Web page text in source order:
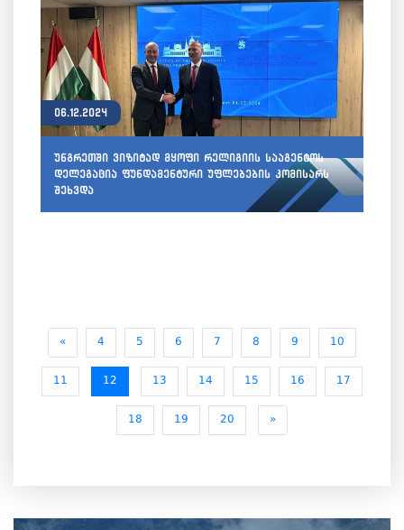
06.12.2024
უნგრეთში ვიზიტად მყოფი რელიგიის სააგენტოს
დელეგაცია ფუნდამენტური უფლებების კომისარს
შეხვდა
« 4 5 6 7 8 9 10
11 12 13 14 15 16 17
18 19 20 »